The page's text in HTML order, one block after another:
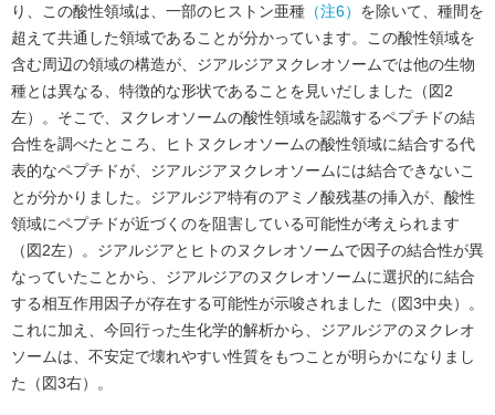
り、この酸性領域は、一部のヒストン亜種 （注6） を除いて、種間を
超えて共通した領域であることが分かっています。この酸性領域を
含む周辺の領域の構造が、ジアルジアヌクレオソームでは他の生物
種とは異なる、特徴的な形状であることを見いだしました（図2
左）。そこで、ヌクレオソームの酸性領域を認識するペプチドの結
合性を調べたところ、ヒトヌクレオソームの酸性領域に結合する代
表的なペプチドが、ジアルジアヌクレオソームには結合できないこ
とが分かりました。ジアルジア特有のアミノ酸残基の挿入が、酸性
領域にペプチドが近づくのを阻害している可能性が考えられます
（図2左）。ジアルジアとヒトのヌクレオソームで因子の結合性が異
なっていたことから、ジアルジアのヌクレオソームに選択的に結合
する相互作用因子が存在する可能性が示唆されました（図3中央）。
これに加え、今回行った生化学的解析から、ジアルジアのヌクレオ
ソームは、不安定で壊れやすい性質をもつことが明らかになりまし
た（図3右）。